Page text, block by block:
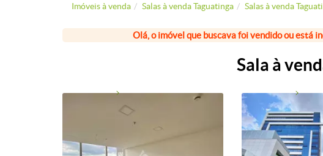
Imóveis à venda Salas à venda Taguatinga Salas à venda
Olá, o imóvel que buscava foi vendido ou está
Sala à